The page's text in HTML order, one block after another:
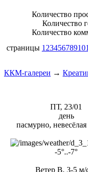
Количество
Количество
Количество
страницы 1 2345678910
ККМ-галереи →
ПТ, 23/01
день
пасмурно,
-5°..-7°
Ветер В, 3-5 м/